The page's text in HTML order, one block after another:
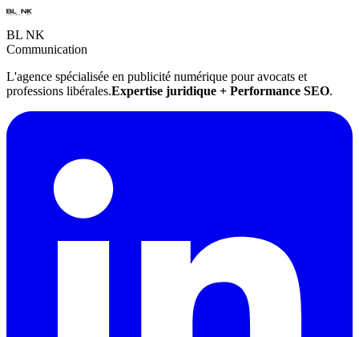
BL NK
Communication
L'agence spécialisée en publicité numérique pour avocats et
professions libérales.Expertise juridique + Performance SEO.